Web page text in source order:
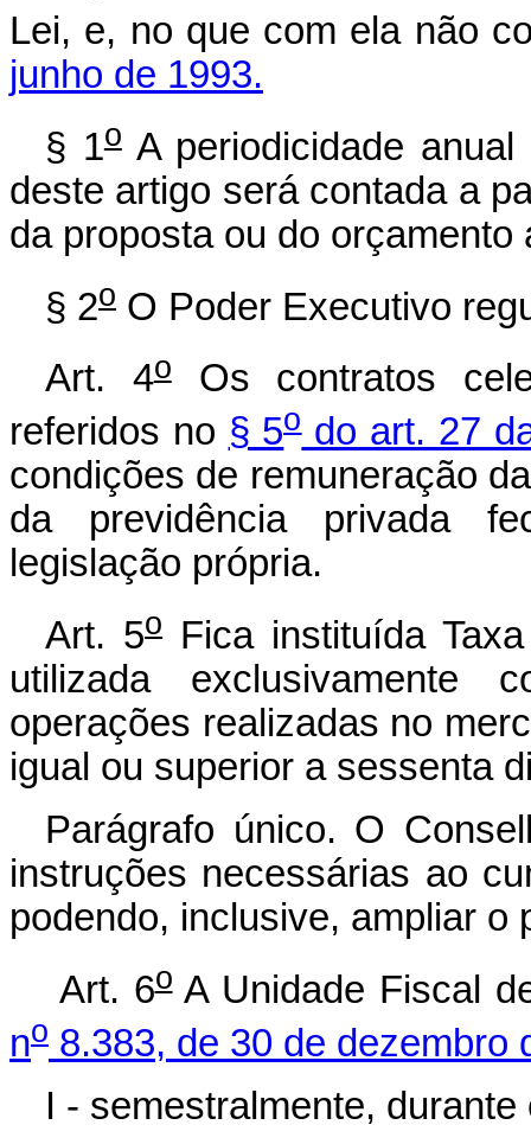
Lei, e, no que com ela não
junho de 1993.
§ 1oA periodicidade
deste artigo será contada a
da proposta ou do orçamento
§ 2o O Poder Executivo
Art. 4oOs contratos
referidos no § 5odo art. 27
condições de remuneração
da previdência privada
legislação própria.
Art. 5oFica instituída
utilizada exclusivamente
operações realizadas no
igual ou superior a sessenta
Parágrafo único. O
instruções necessárias ao
podendo, inclusive, ampliar
Art. 6oA Unidade Fiscal
no 8.383, de 30 de dezembro
I - semestralmente,